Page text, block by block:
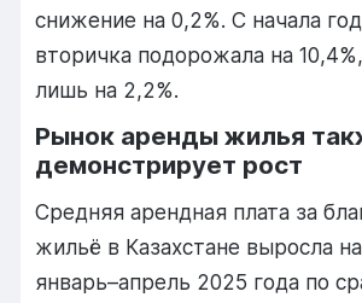
снижение на 0,2%. С начала
вторичка подорожала на
лишь на 2,2%.
Рынок аренды жилья
демонстрирует рост
Средняя арендная плата за
жильё в Казахстане выросла на
январь–апрель 2025 года по